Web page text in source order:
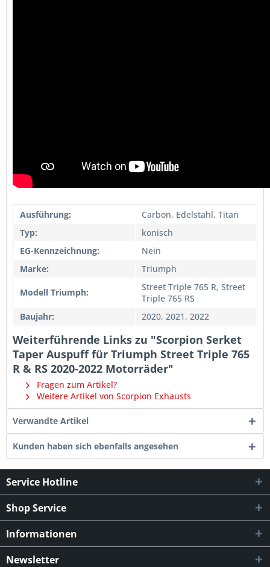
Ausführung:
Carbon, Edelstahl, Titan
Typ:
konisch
EG-Kennzeichnung:
Nein
Marke:
Triumph
Modell Triumph:
Street Triple 765 R, Street
Triple 765 RS
Baujahr:
2020, 2021, 2022
Weiterführende Links zu "Scorpion Serket
Taper Auspuff für Triumph Street Triple 765
R & RS 2020-2022 Motorräder"
Fragen zum Artikel?
Weitere Artikel von Scorpion Exhausts
Verwandte Artikel
Kunden haben sich ebenfalls angesehen
Service Hotline
Shop Service
Informationen
Newsletter